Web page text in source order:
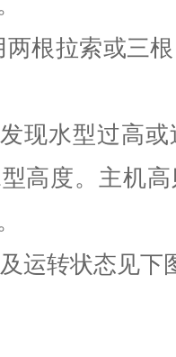
根拉索或三根
现水型过高或
高度。 主机
运转状态见下